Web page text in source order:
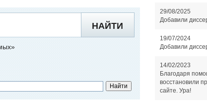
НАЙТИ
29/08/2025
Добавили
19/07/2024
Добавили
14/02/2023
Благодаря
восстановили
сайте. Ура!